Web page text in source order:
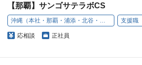
【那覇】サンゴサテラボCS
沖縄（本社・那覇・浦添・北谷・名護・豊見城）
応相談 正社員